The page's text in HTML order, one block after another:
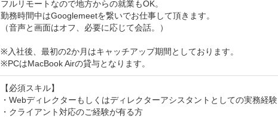
フルリモートなので地方からの就業もOK。
勤務時間中はGooglemeetを繋いでお仕事して頂きます。
（音声と画面はオフ、必要に応じて会話。）
※入社後、最初の2か月はキャッチアップ期間としております。
※PCはMacBook Airの貸与となります。
【必須スキル】
・Webディレクターもしくはディレクターアシスタントとしての実務経験
・クライアント対応のご経験が有る方